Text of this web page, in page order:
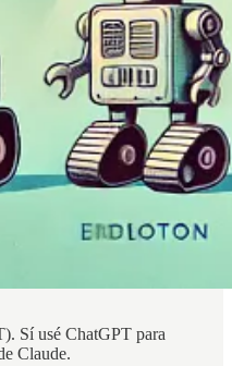
Sí usé ChatGPT para
Claude.